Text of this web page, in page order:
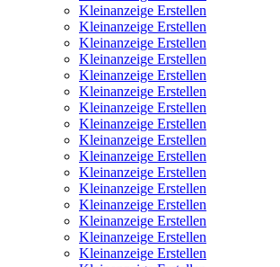
Kleinanzeige Erstellen
Kleinanzeige Erstellen
Kleinanzeige Erstellen
Kleinanzeige Erstellen
Kleinanzeige Erstellen
Kleinanzeige Erstellen
Kleinanzeige Erstellen
Kleinanzeige Erstellen
Kleinanzeige Erstellen
Kleinanzeige Erstellen
Kleinanzeige Erstellen
Kleinanzeige Erstellen
Kleinanzeige Erstellen
Kleinanzeige Erstellen
Kleinanzeige Erstellen
Kleinanzeige Erstellen